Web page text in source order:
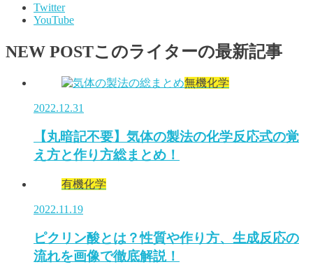
Twitter
YouTube
NEW POSTこのライターの最新記事
無機化学
2022.12.31
【丸暗記不要】気体の製法の化学反応式の覚
え方と作り方総まとめ！
有機化学
2022.11.19
ピクリン酸とは？性質や作り方、生成反応の
流れを画像で徹底解説！